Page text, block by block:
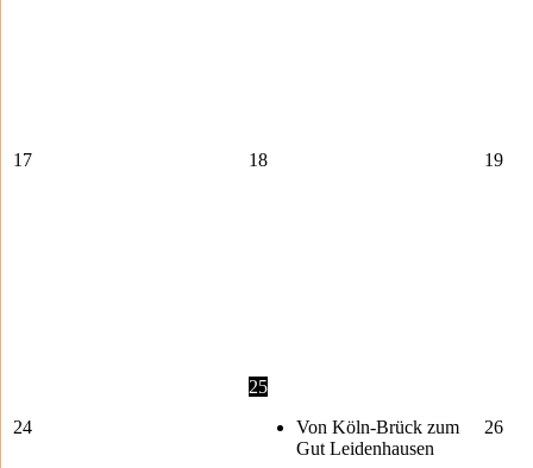
17 18 19
24
25
Von Köln-Brück zum
Gut Leidenhausen
26